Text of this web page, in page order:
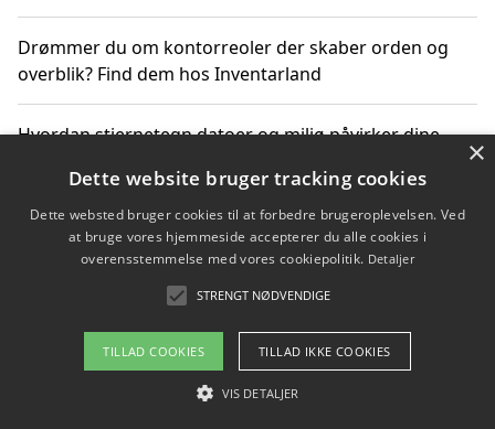
Drømmer du om kontorreoler der skaber orden og
overblik? Find dem hos Inventarland
Hvordan stjernetegn datoer og miljø påvirker dine
Bæredygtige gadgets til en grønnere hverdag
Om / kontakt
Blog Betingelser
×
Dette website bruger tracking cookies
Dette websted bruger cookies til at forbedre brugeroplevelsen. Ved
at bruge vores hjemmeside accepterer du alle cookies i
overensstemmelse med vores cookiepolitik. Detaljer
STRENGT NØDVENDIGE
TILLAD COOKIES TILLAD IKKE COOKIES
VIS DETALJER